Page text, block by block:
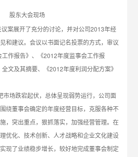
股东大会现场
开了充分的讨论，并对公司2013年经
和建议。会议以书面记名投票的方式，审议
作报告》、《2012年度监事会工作报
文及其摘要、《2012年度利润分配方案》
宕起伏，总体呈现弱势运行，公司面
绕董事会确定的年度经营目标，克服各种不
，突出重点，狠抓落实，加强经营管理。在
优化、技术创新、人才战略和企业文化建设
现了业绩稳步增长，较好地完成董事会制定